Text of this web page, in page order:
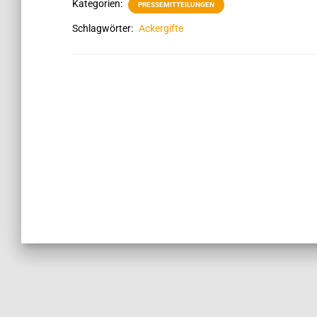
Kategorien: PRESSEMITTEILUNGEN
Schlagwörter: Ackergifte